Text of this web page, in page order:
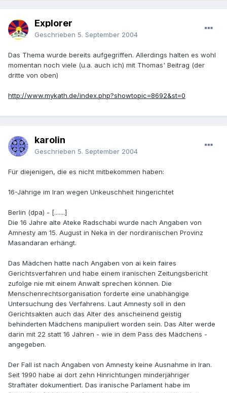
Explorer
Geschrieben 5. September 2004
Das Thema wurde bereits aufgegriffen. Allerdings halten es wohl
momentan noch viele (u.a. auch ich) mit Thomas' Beitrag (der
dritte von oben)
http://www.mykath.de/index.php?showtopic=8692&st=0
karolin
Geschrieben 5. September 2004
Für diejenigen, die es nicht mitbekommen haben:
16-Jährige im Iran wegen Unkeuschheit hingerichtet
Berlin (dpa) - [.......]
Die 16 Jahre alte Ateke Radschabi wurde nach Angaben von
Amnesty am 15. August in Neka in der nordiranischen Provinz
Masandaran erhängt.
Das Mädchen hatte nach Angaben von ai kein faires
Gerichtsverfahren und habe einem iranischen Zeitungsbericht
zufolge nie mit einem Anwalt sprechen können. Die
Menschenrechtsorganisation forderte eine unabhängige
Untersuchung des Verfahrens. Laut Amnesty soll in den
Gerichtsakten auch das Alter des anscheinend geistig
behinderten Mädchens manipuliert worden sein. Das Alter werde
darin mit 22 statt 16 Jahren - wie in dem Pass des Mädchens -
angegeben.
Der Fall ist nach Angaben von Amnesty keine Ausnahme in Iran.
Seit 1990 habe ai dort zehn Hinrichtungen minderjähriger
Straftäter dokumentiert. Das iranische Parlament habe im